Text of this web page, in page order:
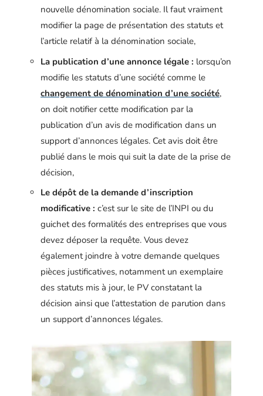
nouvelle dénomination sociale. Il faut vraiment
modifier la page de présentation des statuts et
l’article relatif à la dénomination sociale,
La publication d’une annonce légale : lorsqu’on
modifie les statuts d’une société comme le
changement de dénomination d’une société,
on doit notifier cette modification par la
publication d’un avis de modification dans un
support d’annonces légales. Cet avis doit être
publié dans le mois qui suit la date de la prise de
décision,
Le dépôt de la demande d’inscription
modificative : c’est sur le site de l’INPI ou du
guichet des formalités des entreprises que vous
devez déposer la requête. Vous devez
également joindre à votre demande quelques
pièces justificatives, notamment un exemplaire
des statuts mis à jour, le PV constatant la
décision ainsi que l’attestation de parution dans
un support d’annonces légales.